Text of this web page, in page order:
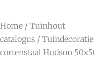
Home / Tuinhout
catalogus / Tuindecoratie
cortenstaal Hudson